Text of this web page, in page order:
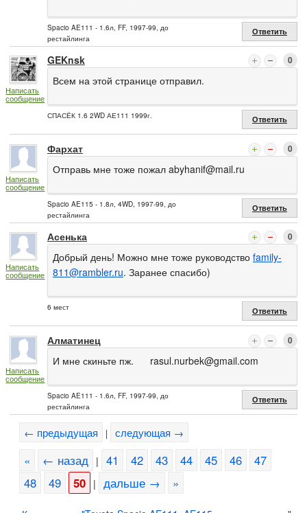
Spacio AE111 - 1.6л, FF, 1997-99, до
рестайлинга
Ответить
Написать
сообщение
GEKnsk 0
Всем на этой странице отправил.
СПАСЁК 1.6 2WD АЕ111 1999г. Ответить
Написать
сообщение
Фархат 0
Отправь мне тоже пожал abyhanif@mail.ru
Spacio AE115 - 1.8л, 4WD, 1997-99, до
рестайлинга
Ответить
Написать
сообщение
Асенька 0
Добрый день! Можно мне тоже руководство family-
811@rambler.ru. Заранее спасибо)
6 мест Ответить
Написать
сообщение
Алматинец 0
И мне скиньте пж. rasul.nurbek@gmail.com
Spacio AE111 - 1.6л, FF, 1997-99, до
рестайлинга
Ответить
← предыдущая | следующая →
« ← назад | 41 42 43 44 45 46
47
48
49 50 | дальше → »